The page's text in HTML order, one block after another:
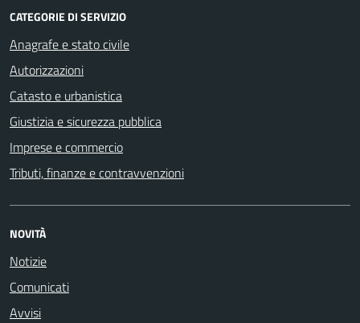
CATEGORIE DI SERVIZIO
Anagrafe e stato civile
Autorizzazioni
Catasto e urbanistica
Giustizia e sicurezza pubblica
Imprese e commercio
Tributi, finanze e contravvenzioni
NOVITÀ
Notizie
Comunicati
Avvisi